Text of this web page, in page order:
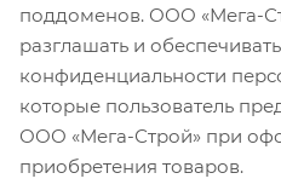
поддоменов. ООО «Мега-
разглашать и
конфиденциальности
которые пользователь
ООО «Мега-Строй» при
приобретения товаров.